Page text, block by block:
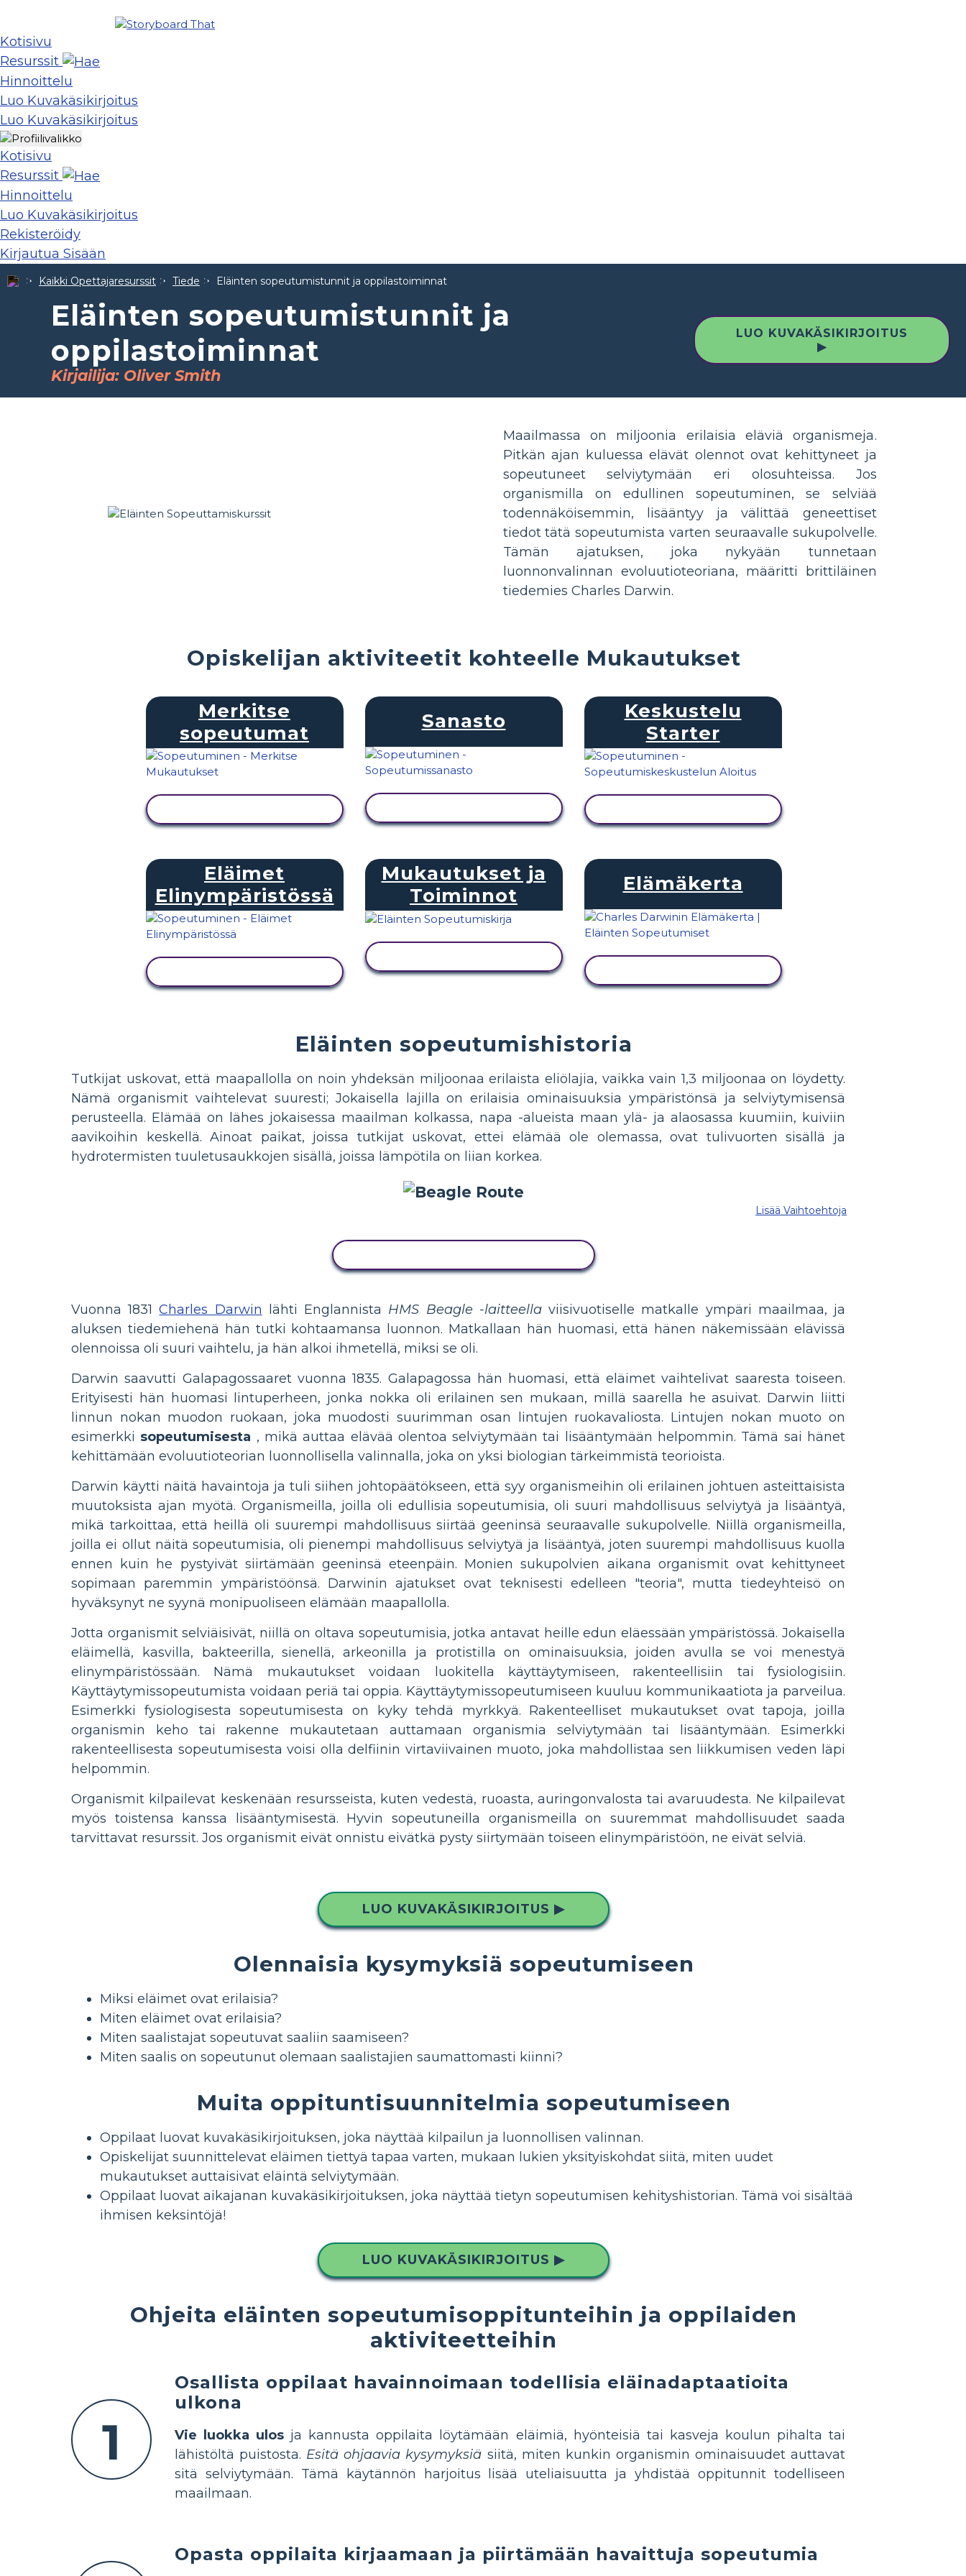
Kotisivu
Resurssit
Hinnoittelu
Luo Kuvakäsikirjoitus
Luo Kuvakäsikirjoitus
Kotisivu
Resurssit
Hinnoittelu
Luo Kuvakäsikirjoitus
Rekisteröidy
Kirjautua Sisään
Kaikki Opettajaresurssit Tiede Eläinten sopeutumistunnit ja oppilastoiminnat
Eläinten sopeutumistunnit ja
oppilastoiminnat
Kirjailija: Oliver Smith
LUO KUVAKÄSIKIRJOITUS
▶
Maailmassa on miljoonia erilaisia eläviä organismeja.
Pitkän ajan kuluessa elävät olennot ovat kehittyneet ja
sopeutuneet selviytymään eri olosuhteissa. Jos
organismilla on edullinen sopeutuminen, se selviää
todennäköisemmin, lisääntyy ja välittää geneettiset
tiedot tätä sopeutumista varten seuraavalle sukupolvelle.
Tämän ajatuksen, joka nykyään tunnetaan
luonnonvalinnan evoluutioteoriana, määritti brittiläinen
tiedemies Charles Darwin.
Opiskelijan aktiviteetit kohteelle Mukautukset
Merkitse
sopeutumat
Sanasto
Keskustelu
Starter
Eläimet
Elinympäristössä
Mukautukset ja
Toiminnot
Elämäkerta
Eläinten sopeutumishistoria
Tutkijat uskovat, että maapallolla on noin yhdeksän miljoonaa erilaista eliölajia, vaikka vain 1,3 miljoonaa on löydetty.
Nämä organismit vaihtelevat suuresti; Jokaisella lajilla on erilaisia ominaisuuksia ympäristönsä ja selviytymisensä
perusteella. Elämää on lähes jokaisessa maailman kolkassa, napa -alueista maan ylä- ja alaosassa kuumiin, kuiviin
aavikoihin keskellä. Ainoat paikat, joissa tutkijat uskovat, ettei elämää ole olemassa, ovat tulivuorten sisällä ja
hydrotermisten tuuletusaukkojen sisällä, joissa lämpötila on liian korkea.
Lisää Vaihtoehtoja
Vuonna 1831Charles Darwin lähti Englannista HMS Beagle -laitteellaviisivuotiselle matkalle ympäri maailmaa, ja
aluksen tiedemiehenä hän tutki kohtaamansa luonnon. Matkallaan hän huomasi, että hänen näkemissään elävissä
olennoissa oli suuri vaihtelu, ja hän alkoi ihmetellä, miksi se oli.
Darwin saavutti Galapagossaaret vuonna 1835. Galapagossa hän huomasi, että eläimet vaihtelivat saaresta toiseen.
Erityisesti hän huomasi lintuperheen, jonka nokka oli erilainen sen mukaan, millä saarella he asuivat. Darwin liitti
linnun nokan muodon ruokaan, joka muodosti suurimman osan lintujen ruokavaliosta. Lintujen nokan muoto on
esimerkki sopeutumisesta , mikä auttaa elävää olentoa selviytymään tai lisääntymään helpommin. Tämä sai hänet
kehittämään evoluutioteorian luonnollisella valinnalla, joka on yksi biologian tärkeimmistä teorioista.
Darwin käytti näitä havaintoja ja tuli siihen johtopäätökseen, että syy organismeihin oli erilainen johtuen asteittaisista
muutoksista ajan myötä. Organismeilla, joilla oli edullisia sopeutumisia, oli suuri mahdollisuus selviytyä ja lisääntyä,
mikä tarkoittaa, että heillä oli suurempi mahdollisuus siirtää geeninsä seuraavalle sukupolvelle. Niillä organismeilla,
joilla ei ollut näitä sopeutumisia, oli pienempi mahdollisuus selviytyä ja lisääntyä, joten suurempi mahdollisuus kuolla
ennen kuin he pystyivät siirtämään geeninsä eteenpäin. Monien sukupolvien aikana organismit ovat kehittyneet
sopimaan paremmin ympäristöönsä. Darwinin ajatukset ovat teknisesti edelleen "teoria", mutta tiedeyhteisö on
hyväksynyt ne syynä monipuoliseen elämään maapallolla.
Jotta organismit selviäisivät, niillä on oltava sopeutumisia, jotka antavat heille edun eläessään ympäristössä. Jokaisella
eläimellä, kasvilla, bakteerilla, sienellä, arkeonilla ja protistilla on ominaisuuksia, joiden avulla se voi menestyä
elinympäristössään. Nämä mukautukset voidaan luokitella käyttäytymiseen, rakenteellisiin tai fysiologisiin.
Käyttäytymissopeutumista voidaan periä tai oppia. Käyttäytymissopeutumiseen kuuluu kommunikaatiota ja parveilua.
Esimerkki fysiologisesta sopeutumisesta on kyky tehdä myrkkyä. Rakenteelliset mukautukset ovat tapoja, joilla
organismin keho tai rakenne mukautetaan auttamaan organismia selviytymään tai lisääntymään. Esimerkki
rakenteellisesta sopeutumisesta voisi olla delfiinin virtaviivainen muoto, joka mahdollistaa sen liikkumisen veden läpi
helpommin.
Organismit kilpailevat keskenään resursseista, kuten vedestä, ruoasta, auringonvalosta tai avaruudesta. Ne kilpailevat
myös toistensa kanssa lisääntymisestä. Hyvin sopeutuneilla organismeilla on suuremmat mahdollisuudet saada
tarvittavat resurssit. Jos organismit eivät onnistu eivätkä pysty siirtymään toiseen elinympäristöön, ne eivät selviä.
LUO KUVAKÄSIKIRJOITUS ▶
Olennaisia kysymyksiä sopeutumiseen
Miksi eläimet ovat erilaisia?
Miten eläimet ovat erilaisia?
Miten saalistajat sopeutuvat saaliin saamiseen?
Miten saalis on sopeutunut olemaan saalistajien saumattomasti kiinni?
Muita oppituntisuunnitelmia sopeutumiseen
Oppilaat luovat kuvakäsikirjoituksen, joka näyttää kilpailun ja luonnollisen valinnan.
Opiskelijat suunnittelevat eläimen tiettyä tapaa varten, mukaan lukien yksityiskohdat siitä, miten uudet
mukautukset auttaisivat eläintä selviytymään.
Oppilaat luovat aikajanan kuvakäsikirjoituksen, joka näyttää tietyn sopeutumisen kehityshistorian. Tämä voi sisältää
ihmisen keksintöjä!
LUO KUVAKÄSIKIRJOITUS ▶
Ohjeita eläinten sopeutumisoppitunteihin ja oppilaiden
aktiviteetteihin
1
Osallista oppilaat havainnoimaan todellisia eläinadaptaatioita
ulkona
Vie luokka ulos ja kannusta oppilaita löytämään eläimiä, hyönteisiä tai kasveja koulun pihalta tai
lähistöltä puistosta. Esitä ohjaavia kysymyksiä siitä, miten kunkin organismin ominaisuudet auttavat
sitä selviytymään. Tämä käytännön harjoitus lisää uteliaisuutta ja yhdistää oppitunnit todelliseen
maailmaan.
Opasta oppilaita kirjaamaan ja piirtämään havaittuja sopeutumia